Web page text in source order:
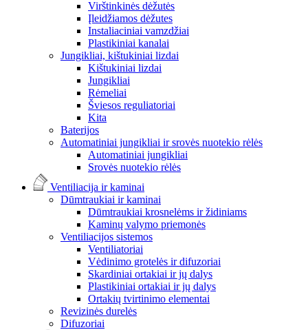
Virštinkinės dėžutės
Įleidžiamos dėžutes
Instaliaciniai vamzdžiai
Plastikiniai kanalai
Jungikliai, kištukiniai lizdai
Kištukiniai lizdai
Jungikliai
Rėmeliai
Šviesos reguliatoriai
Kita
Baterijos
Automatiniai jungikliai ir srovės nuotekio rėlės
Automatiniai jungikliai
Srovės nuotekio rėlės
Ventiliacija ir kaminai
Dūmtraukiai ir kaminai
Dūmtraukiai krosnelėms ir židiniams
Kaminų valymo priemonės
Ventiliacijos sistemos
Ventiliatoriai
Vėdinimo grotelės ir difuzoriai
Skardiniai ortakiai ir jų dalys
Plastikiniai ortakiai ir jų dalys
Ortakių tvirtinimo elementai
Revizinės durelės
Difuzoriai